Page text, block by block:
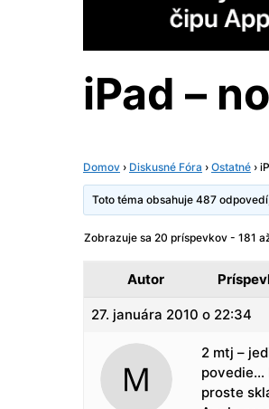
iPad –
Domov › Diskusné Fóra › Ostatné ›
Toto téma obsahuje 487
Zobrazuje sa 20 príspevkov - 181
Autor
27. januára 2010 o 22:34
2 mtj –
povedie…
proste